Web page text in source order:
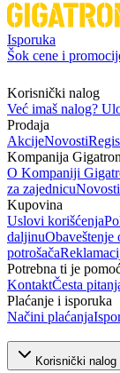
Isporuka
Šok cene i
Korisnički nalog
Već imaš nalog?
Prodaja
AkcijeNovosti
Kompanija Gigatron
O Kompaniji
za zajednicu
Kupovina
Uslovi korišćenja
daljinuObaveštenje
potrošača
Potrebna ti je
KontaktČesta
Plaćanje i isporuka
Načini plaćanja
Korisnički nalog